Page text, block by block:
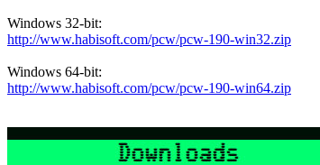
Windows 32-bit:
http://www.habisoft.com/pcw/pcw-190-win32.zip
Windows 64-bit:
http://www.habisoft.com/pcw/pcw-190-win64.zip